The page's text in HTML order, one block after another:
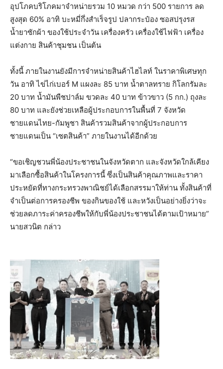
อุปโภคบริโภคมาจำหน่ายรวม 10 หมวด กว่า 500 รายการ ลด
สูงสุด 60% อาทิ บะหมี่กึ่งสำเร็จรูป ปลากระป๋อง ซอสปรุงรส
น้ำยาซักผ้า ของใช้ประจำวัน เครื่องครัว เครื่องใช้ไฟฟ้า เครื่อง
แต่งกาย สินค้าชุมชน เป็นต้น
ทั้งนี้ ภายในงานยังมีการจำหน่ายสินค้าไฮไลท์ ในราคาพิเศษทุก
วัน อาทิ ไข่ไก่เบอร์ M แผงละ 85 บาท น้ำตาลทราย กิโลกรัมละ
20 บาท น้ำมันพืชปาล์ม ขวดละ 40 บาท ข้าวขาว (5 กก.) ถุงละ
80 บาท และยังช่วยเหลือผู้ประกอบการในพื้นที่ 7 จังหวัด
ชายแดนไทย-กัมพูชา สินค้ารวมสินค้าจากผู้ประกอบการ
ชายแดนเป็น “เซตสินค้า” ภายในงานได้อีกด้วย
“ขอเชิญชวนพี่น้องประชาชนในจังหวัดตาก และจังหวัดใกล้เคียง
มาเลือกซื้อสินค้าในโครงการนี้ ซึ่งเป็นสินค้าคุณภาพและราคา
ประหยัดที่ทางกระทรวงพาณิชย์ได้เลือกสรรมาให้ท่าน ทั้งสินค้าที่
จำเป็นต่อการครองชีพ ของกินของใช้ และหวังเป็นอย่างยิ่งว่าจะ
ช่วยลดภาระค่าครองชีพให้กับพี่น้องประชาชนได้ตามเป้าหมาย”
นายสวนิต กล่าว